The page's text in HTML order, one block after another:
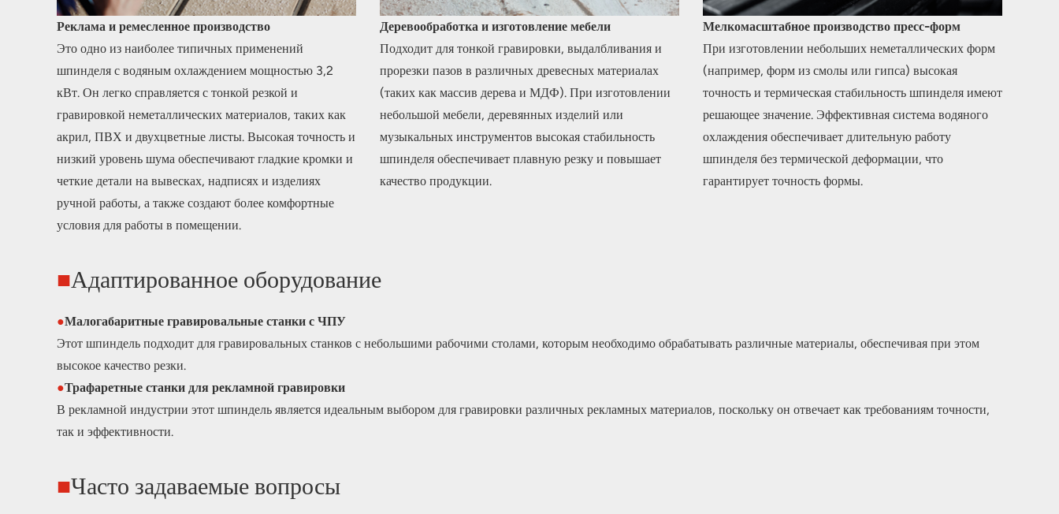
Реклама и ремесленное производство
Это одно из наиболее типичных применений
шпинделя с водяным охлаждением мощностью 3,2
кВт. Он легко справляется с тонкой резкой и
гравировкой неметаллических материалов, таких как
акрил, ПВХ и двухцветные листы. Высокая точность и
низкий уровень шума обеспечивают гладкие кромки и
четкие детали на вывесках, надписях и изделиях
ручной работы, а также создают более комфортные
условия для работы в помещении.
Деревообработка и изготовление мебели
Подходит для тонкой гравировки, выдалбливания и
прорезки пазов в различных древесных материалах
(таких как массив дерева и МДФ). При изготовлении
небольшой мебели, деревянных изделий или
музыкальных инструментов высокая стабильность
шпинделя обеспечивает плавную резку и повышает
качество продукции.
Мелкомасштабное производство пресс-форм
При изготовлении небольших неметаллических форм
(например, форм из смолы или гипса) высокая
точность и термическая стабильность шпинделя имеют
решающее значение. Эффективная система водяного
охлаждения обеспечивает длительную работу
шпинделя без термической деформации, что
гарантирует точность формы.
■Адаптированное оборудование
●Малогабаритные гравировальные станки с ЧПУ
Этот шпиндель подходит для гравировальных станков с небольшими рабочими столами, которым необходимо обрабатывать различные материалы, обеспечивая при этом
высокое качество резки.
●Трафаретные станки для рекламной гравировки
В рекламной индустрии этот шпиндель является идеальным выбором для гравировки различных рекламных материалов, поскольку он отвечает как требованиям точности,
так и эффективности.
■Часто задаваемые вопросы